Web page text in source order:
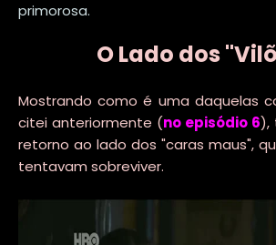
primorosa.
O Lado dos
Mostrando como é uma daquelas
citei anteriormente (no episódio 6),
retorno ao lado dos "caras maus",
tentavam sobreviver.